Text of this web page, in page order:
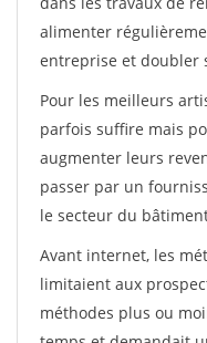
alimenter
entreprise et doubler
Pour les meilleurs
parfois suffire mais
augmenter leurs
passer par un
le secteur du
Avant internet, les
limitaient aux
méthodes plus ou